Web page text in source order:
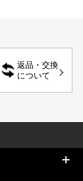
返品・交換
について